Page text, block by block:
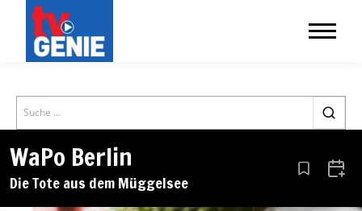
Search
WaPo Berlin
Die Tote aus dem Müggelsee Aus den